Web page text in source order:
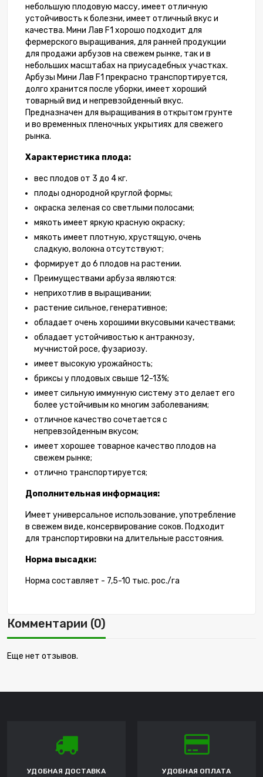
небольшую плодовую массу, имеет отличную
устойчивость к болезни, имеет отличный вкус и
качества. Мини Лав F1 хорошо подходит для
фермерского выращивания, для ранней продукции
для продажи арбузов на свежем рынке, так и в
небольших масштабах на приусадебных участках.
Арбузы Мини Лав F1 прекрасно транспортируется,
долго хранится после уборки, имеет хороший
товарный вид и непревзойденный вкус.
Предназначен для выращивания в открытом грунте
и во временных пленочных укрытиях для свежего
рынка.
Характеристика плода:
вес плодов от 3 до 4 кг.
плоды однородной круглой формы;
окраска зеленая со светлыми полосами;
мякоть имеет яркую красную окраску;
мякоть имеет плотную, хрустящую, очень
сладкую, волокна отсутствуют;
формирует до 6 плодов на растении.
Преимуществами арбуза являются:
неприхотлив в выращивании;
растение сильное, генеративное;
обладает очень хорошими вкусовыми качествами;
обладает устойчивостью к антракнозу,
мучнистой росе, фузариозу.
имеет высокую урожайность;
бриксы у плодовых свыше 12-13%;
имеет сильную иммунную систему это делает его
более устойчивым ко многим заболеваниям;
отличное качество сочетается с
непревзойденным вкусом;
имеет хорошее товарное качество плодов на
свежем рынке;
отлично транспортируется;
Дополнительная информация:
Имеет универсальное использование, употребление
в свежем виде, консервирование соков. Подходит
для транспортировки на длительные расстояния.
Норма высадки:
Норма составляет - 7,5-10 тыс. рос./га
Комментарии (0)
Еще нет отзывов.
УДОБНАЯ ДОСТАВКА УДОБНАЯ ОПЛАТА